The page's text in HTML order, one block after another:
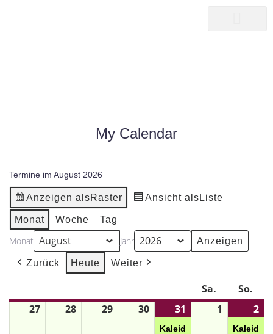
My Calendar
Termine im August 2026
Anzeigen alsRaster Ansicht als Liste
Monat Woche Tag
Monat Jahr
Zurück Heute Weiter
Sa.
So.
27
28 29 30 31
Kaleid
1 2
Kaleid